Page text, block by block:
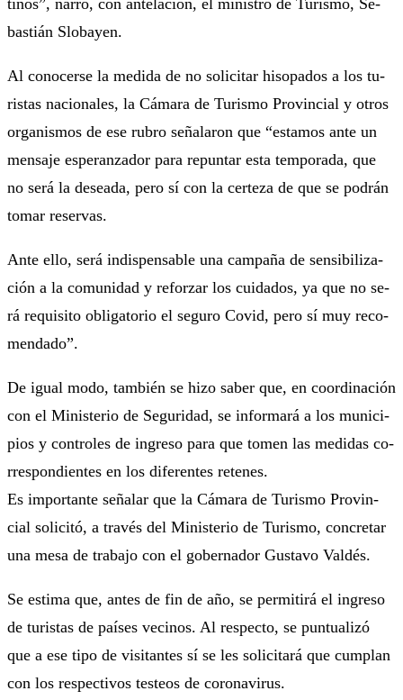
ti­nos”, na­rró, con an­te­la­ción, el mi­nis­tro de Tu­ris­mo, Se­
bas­tián Slo­ba­yen.
Al co­no­cer­se la me­di­da de no so­li­ci­tar hi­so­pa­dos a los tu­
ris­tas na­cio­na­les, la Cá­ma­ra de Tu­ris­mo Pro­vin­cial y otros
or­ga­nis­mos de ese ru­bro se­ña­la­ron que “es­ta­mos an­te un
men­sa­je es­pe­ran­za­dor pa­ra re­pun­tar es­ta tem­po­ra­da, que
no se­rá la de­se­a­da, pe­ro sí con la cer­te­za de que se po­drán
to­mar re­ser­vas.
An­te ello, se­rá in­dis­pen­sa­ble una cam­pa­ña de sen­si­bi­li­za­
ción a la co­mu­ni­dad y re­for­zar los cui­da­dos, ya que no se­
rá re­qui­si­to obli­ga­to­rio el se­gu­ro Co­vid, pe­ro sí muy re­co­
men­da­do”.
De igual mo­do, tam­bién se hi­zo sa­ber que, en co­or­di­na­ción
con el Mi­nis­te­rio de Se­gu­ri­dad, se in­for­ma­rá a los mu­ni­ci­
pios y con­tro­les de in­gre­so pa­ra que to­men las me­di­das co­
rres­pon­dien­tes en los di­fe­ren­tes re­te­nes.
Es im­por­tan­te se­ña­lar que la Cá­ma­ra de Tu­ris­mo Pro­vin­
cial so­li­ci­tó, a tra­vés del Mi­nis­te­rio de Tu­ris­mo, con­cre­tar
una me­sa de tra­ba­jo con el go­ber­na­dor Gus­ta­vo Val­dés.
Se es­ti­ma que, an­tes de fin de año, se per­mi­ti­rá el in­gre­so
de tu­ris­tas de pa­í­ses ve­ci­nos. Al res­pec­to, se pun­tua­li­zó
que a ese ti­po de vi­si­tan­tes sí se les so­li­ci­ta­rá que cum­plan
con los res­pec­ti­vos tes­te­os de co­ro­na­vi­rus.